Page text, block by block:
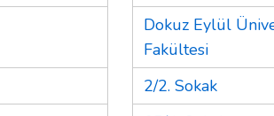
Dokuz Eylül
Fakültesi
2/2. Sokak